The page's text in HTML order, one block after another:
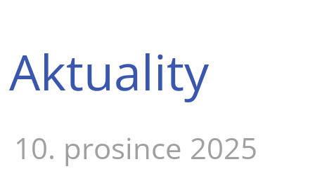
Aktuality
10. prosince 2025